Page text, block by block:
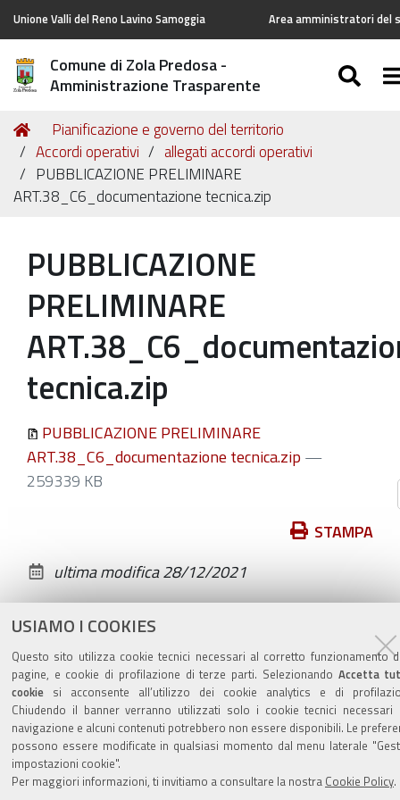
USIAMO I COOKIES
Questo sito utilizza cookie tecnici necessari al corretto funzionamento
pagine, e cookie di profilazione di terze parti. Selezionando Accetta
cookie si acconsente all’utilizzo dei cookie analytics e di
Chiudendo il banner verranno utilizzati solo i cookie tecnici necessari
navigazione e alcuni contenuti potrebbero non essere disponibili. Le
possono essere modificate in qualsiasi momento dal menu laterale
impostazioni cookie".
Per maggiori informazioni, ti invitiamo a consultare la nostra Cookie Policy.
Unione Valli del Reno Lavino Samoggia Area amministratori del
Comune di Zola Predosa -
Amministrazione Trasparente
Tu
sei
qui:
Home
Pianificazione e governo del territorio
Accordi operativi
allegati accordi operativi
PUBBLICAZIONE PRELIMINARE
ART.38_C6_documentazione tecnica.zip
PUBBLICAZIONE
PRELIMINARE
tecnica.zip
PUBBLICAZIONE PRELIMINARE
ART.38_C6_documentazione tecnica.zip —
259339 KB
documento
STAMPA
ultima modifica28/12/2021
Valuta questo sito